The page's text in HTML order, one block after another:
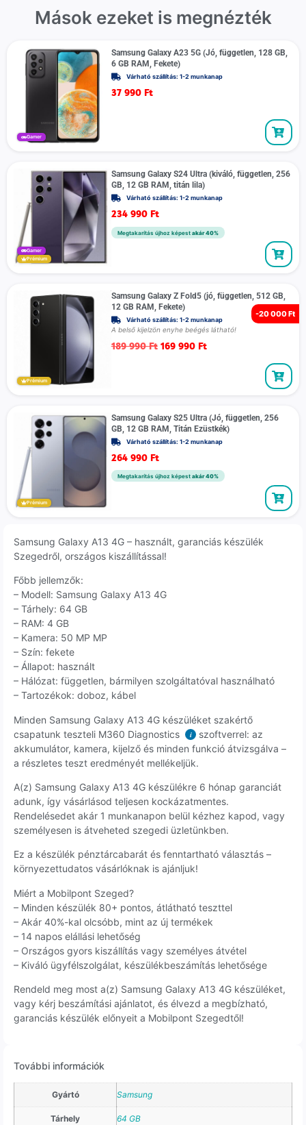
Mások ezeket is megnézték
Gamer
Samsung Galaxy A23 5G (Jó, független, 128 GB,
6 GB RAM, Fekete)
Várható szállítás: 1-2 munkanap
37 990 Ft
Gamer
Prémium
Samsung Galaxy S24 Ultra (kiváló, független, 256
GB, 12 GB RAM, titán lila)
Várható szállítás: 1-2 munkanap
234 990 Ft
Megtakarítás újhoz képest akár 40%
-20 000 Ft
Prémium
Samsung Galaxy Z Fold5 (jó, független, 512 GB,
12 GB RAM, Fekete)
Várható szállítás: 1-2 munkanap
A belső kijelzön enyhe beégés látható!
189 990Ft 169 990 Ft
Prémium
Samsung Galaxy S25 Ultra (Jó, független, 256
GB, 12 GB RAM, Titán Ezüstkék)
Várható szállítás: 1-2 munkanap
264 990 Ft
Megtakarítás újhoz képest akár 40%
Samsung Galaxy A13 4G – használt, garanciás készülék
Szegedről, országos kiszállítással!
Főbb jellemzők:
– Modell: Samsung Galaxy A13 4G
– Tárhely: 64 GB
– RAM: 4 GB
– Kamera: 50 MP MP
– Szín: fekete
– Állapot: használt
– Hálózat: független, bármilyen szolgáltatóval használható
– Tartozékok: doboz, kábel
Minden Samsung Galaxy A13 4G készüléket szakértő
csapatunk teszteli M360 Diagnostics
i
szoftverrel: az
akkumulátor, kamera, kijelző és minden funkció átvizsgálva –
a részletes teszt eredményét mellékeljük.
A(z) Samsung Galaxy A13 4G készülékre 6 hónap garanciát
adunk, így vásárlásod teljesen kockázatmentes.
Rendelésedet akár 1 munkanapon belül kézhez kapod, vagy
személyesen is átveheted szegedi üzletünkben.
Ez a készülék pénztárcabarát és fenntartható választás –
környezettudatos vásárlóknak is ajánljuk!
Miért a Mobilpont Szeged?
– Minden készülék 80+ pontos, átlátható teszttel
– Akár 40%-kal olcsóbb, mint az új termékek
– 14 napos elállási lehetőség
– Országos gyors kiszállítás vagy személyes átvétel
– Kiváló ügyfélszolgálat, készülékbeszámítás lehetősége
Rendeld meg most a(z) Samsung Galaxy A13 4G készüléket,
vagy kérj beszámítási ajánlatot, és élvezd a megbízható,
garanciás készülék előnyeit a Mobilpont Szegedtől!
További információk
Gyártó Samsung
Tárhely 64 GB